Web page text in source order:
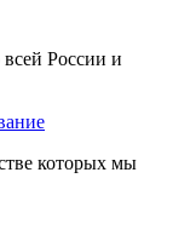
России и
которых мы